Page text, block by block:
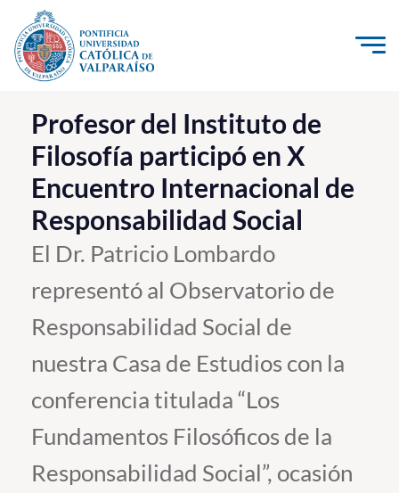
Click acá para ir directamente al contenido
La Universidad
Investigación, Creación e Innovación
PUCV Internacional
Vinculación con el Medio
Pregrado
Formación Continua
Estudiantes
Académicos
Profesor del Instituto de
Filosofía participó en X
Encuentro Internacional de
Responsabilidad Social
El Dr. Patricio Lombardo
representó al Observatorio de
Responsabilidad Social de
nuestra Casa de Estudios con la
conferencia titulada “Los
Fundamentos Filosóficos de la
Responsabilidad Social”, ocasión